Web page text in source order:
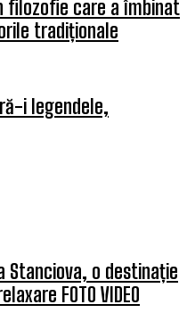
filozofie care a îmbinat
tradiționale
i legendele,
Stanciova, o destinație
FOTO VIDEO